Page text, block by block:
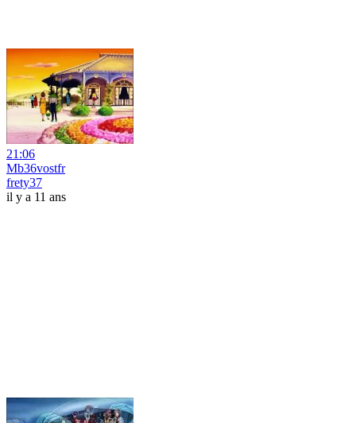
21:06
Mb36vostfr
frety37
il y a 11 ans